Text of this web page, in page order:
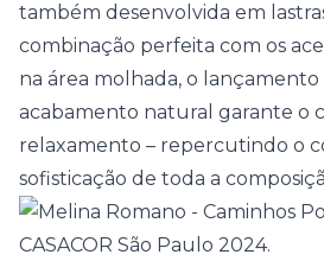
também desenvolvida em
combinação perfeita com os
na área molhada, o lançamento
acabamento natural garante o
relaxamento – repercutindo o
sofisticação de toda a